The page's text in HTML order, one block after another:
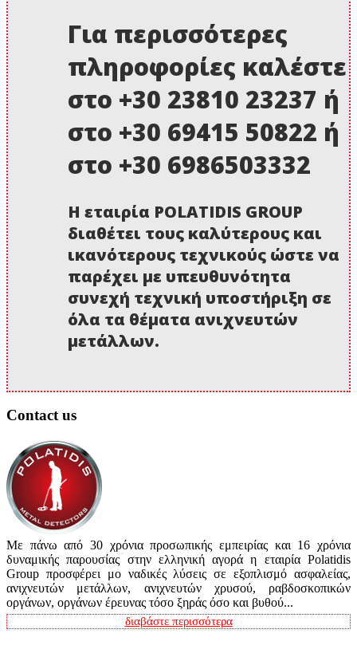
Για περισσότερες
πληροφορίες καλέστε
στο +30 23810 23237 ή
στο +30 69415 50822 ή
στο +30 6986503332
Η εταιρία POLATIDIS GROUP
διαθέτει τους καλύτερους και
ικανότερους τεχνικούς ώστε να
παρέχει με υπευθυνότητα
συνεχή τεχνική υποστήριξη σε
όλα τα θέματα ανιχνευτών
μετάλλων.
Contact us
Με πάνω από 30 χρόνια προσωπικής εμπειρίας και 16 χρόνια
δυναμικής παρουσίας στην ελληνική αγορά η εταιρία Polatidis
Group προσφέρει μο ναδικές λύσεις σε εξοπλισμό ασφαλείας,
ανιχνευτών μετάλλων, ανιχνευτών χρυσού, ραβδοσκοπικών
οργάνων, οργάνων έρευνας τόσο ξηράς όσο και βυθού...
διαβάστε περισσότερα